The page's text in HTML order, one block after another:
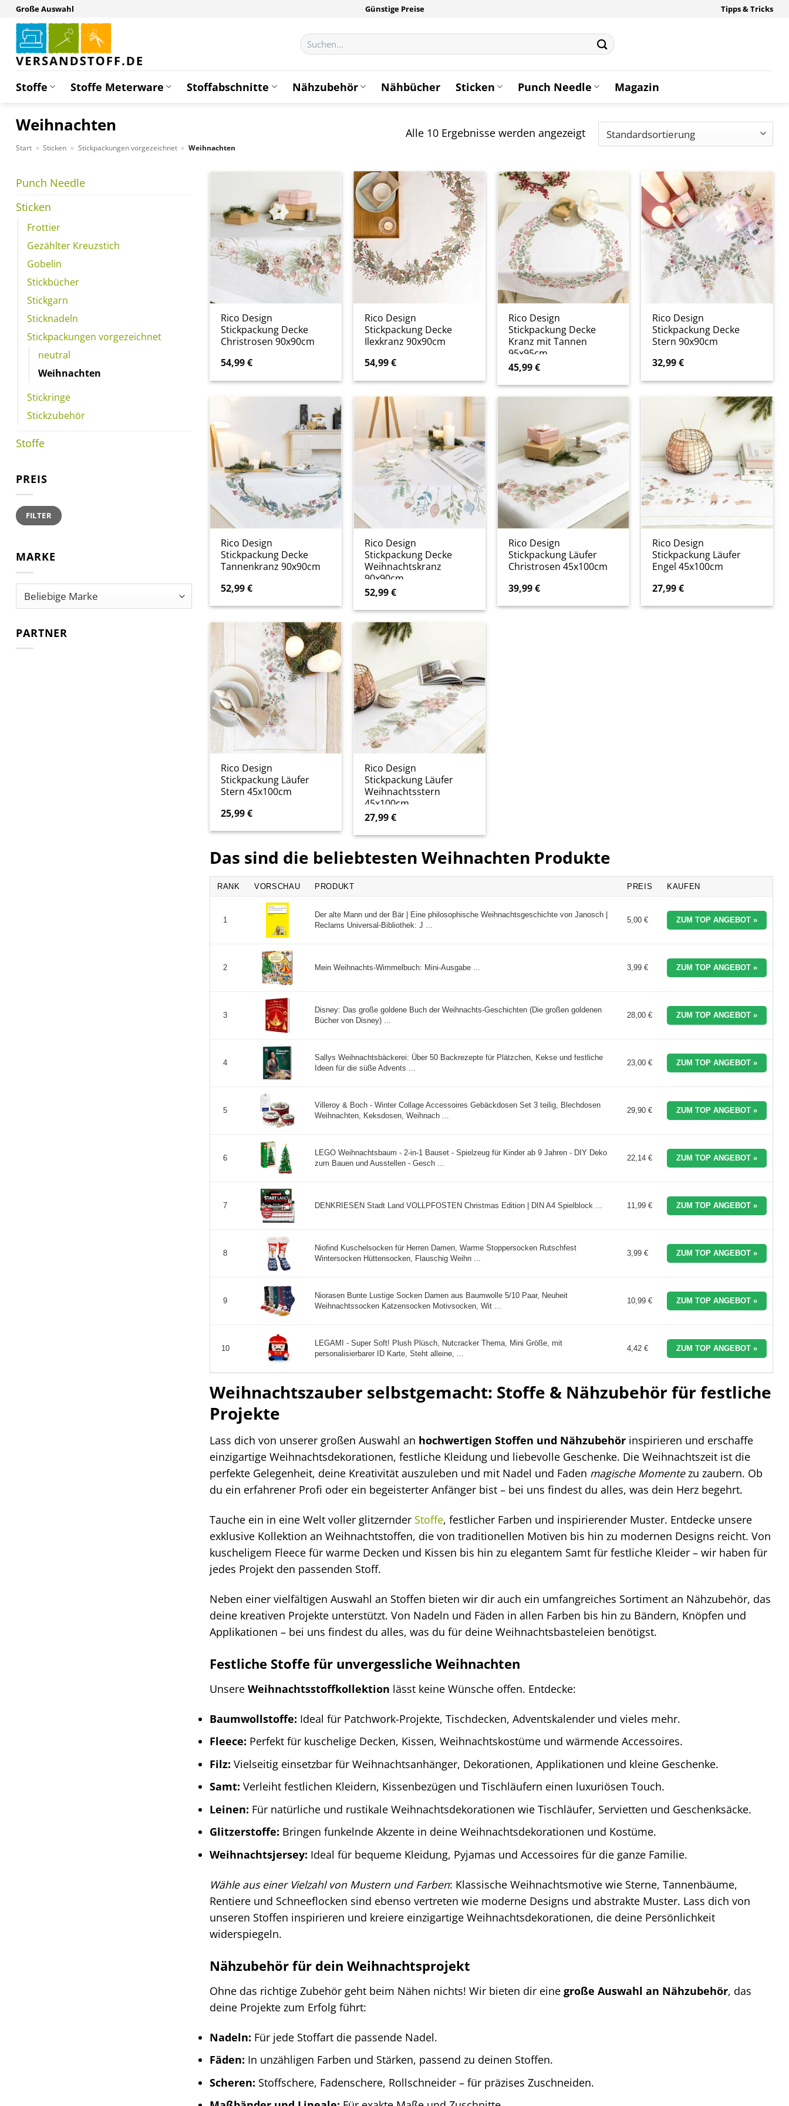
Zum
Inhalt
springen
Große Auswahl Günstige Preise Tipps & Tricks
Suchen
nach:
Stoffe Stoffe Meterware Stoffabschnitte Nähzubehör Nähbücher Sticken Punch Needle Magazin
Weihnachten
Start » Sticken » Stickpackungen vorgezeichnet » Weihnachten
Alle 10 Ergebnisse werden angezeigt
Punch Needle
Sticken
Frottier
Gezählter Kreuzstich
Gobelin
Stickbücher
Stickgarn
Sticknadeln
Stickpackungen vorgezeichnet
neutral
Weihnachten
Stickringe
Stickzubehör
Stoffe
PREIS
Min.
Preis
Max.
PreisFILTER
MARKE
PARTNER
Rico Design
Stickpackung Decke
Christrosen 90x90cm
54,99€
Rico Design
Stickpackung Decke
Ilexkranz 90x90cm
54,99€
Rico Design
Stickpackung Decke
Kranz mit Tannen
95x95cm
45,99€
Rico Design
Stickpackung Decke
Stern 90x90cm
32,99€
Rico Design
Stickpackung Decke
Tannenkranz 90x90cm
52,99€
Rico Design
Stickpackung Decke
Weihnachtskranz
90x90cm
52,99€
Rico Design
Stickpackung Läufer
Christrosen 45x100cm
39,99€
Rico Design
Stickpackung Läufer
Engel 45x100cm
27,99€
Rico Design
Stickpackung Läufer
Stern 45x100cm
25,99€
Rico Design
Stickpackung Läufer
Weihnachtsstern
45x100cm
27,99€
Das sind die beliebtesten Weihnachten Produkte
RANK VORSCHAU PRODUKT PREIS KAUFEN
1
Der alte Mann und der Bär | Eine philosophische Weihnachtsgeschichte von Janosch |
Reclams Universal-Bibliothek: J ...
5,00 € ZUM TOP ANGEBOT »
2 Mein Weihnachts-Wimmelbuch: Mini-Ausgabe ... 3,99 € ZUM TOP ANGEBOT »
3
Disney: Das große goldene Buch der Weihnachts-Geschichten (Die großen goldenen
Bücher von Disney) ...
28,00 € ZUM TOP ANGEBOT »
4
Sallys Weihnachtsbäckerei: Über 50 Backrezepte für Plätzchen, Kekse und festliche
Ideen für die süße Advents ...
23,00 € ZUM TOP ANGEBOT »
5
Villeroy & Boch - Winter Collage Accessoires Gebäckdosen Set 3 teilig, Blechdosen
Weihnachten, Keksdosen, Weihnach ...
29,90 € ZUM TOP ANGEBOT »
6
LEGO Weihnachtsbaum - 2-in-1 Bauset - Spielzeug für Kinder ab 9 Jahren - DIY Deko
zum Bauen und Ausstellen - Gesch ...
22,14 € ZUM TOP ANGEBOT »
7 DENKRIESEN Stadt Land VOLLPFOSTEN Christmas Edition | DIN A4 Spielblock ... 11,99 € ZUM TOP ANGEBOT »
8
Niofind Kuschelsocken für Herren Damen, Warme Stoppersocken Rutschfest
Wintersocken Hüttensocken, Flauschig Weihn ...
3,99 € ZUM TOP ANGEBOT »
9
Niorasen Bunte Lustige Socken Damen aus Baumwolle 5/10 Paar, Neuheit
Weihnachtssocken Katzensocken Motivsocken, Wit ...
10,99 € ZUM TOP ANGEBOT »
10
LEGAMI - Super Soft! Plush Plüsch, Nutcracker Thema, Mini Größe, mit
personalisierbarer ID Karte, Steht alleine, ...
4,42 € ZUM TOP ANGEBOT »
Weihnachtszauber selbstgemacht: Stoffe & Nähzubehör für festliche
Projekte
Lass dich von unserer großen Auswahl an hochwertigen Stoffen und Nähzubehör inspirieren und erschaffe
einzigartige Weihnachtsdekorationen, festliche Kleidung und liebevolle Geschenke. Die Weihnachtszeit ist die
perfekte Gelegenheit, deine Kreativität auszuleben und mit Nadel und Faden magische Momentezu zaubern. Ob
du ein erfahrener Profi oder ein begeisterter Anfänger bist – bei uns findest du alles, was dein Herz begehrt.
Tauche ein in eine Welt voller glitzernder Stoffe, festlicher Farben und inspirierender Muster. Entdecke unsere
exklusive Kollektion an Weihnachtstoffen, die von traditionellen Motiven bis hin zu modernen Designs reicht. Von
kuscheligem Fleece für warme Decken und Kissen bis hin zu elegantem Samt für festliche Kleider – wir haben für
jedes Projekt den passenden Stoff.
Neben einer vielfältigen Auswahl an Stoffen bieten wir dir auch ein umfangreiches Sortiment an Nähzubehör, das
deine kreativen Projekte unterstützt. Von Nadeln und Fäden in allen Farben bis hin zu Bändern, Knöpfen und
Applikationen – bei uns findest du alles, was du für deine Weihnachtsbasteleien benötigst.
Festliche Stoffe für unvergessliche Weihnachten
Unsere Weihnachtsstoffkollektion lässt keine Wünsche offen. Entdecke:
Baumwollstoffe: Ideal für Patchwork-Projekte, Tischdecken, Adventskalender und vieles mehr.
Fleece: Perfekt für kuschelige Decken, Kissen, Weihnachtskostüme und wärmende Accessoires.
Filz: Vielseitig einsetzbar für Weihnachtsanhänger, Dekorationen, Applikationen und kleine Geschenke.
Samt: Verleiht festlichen Kleidern, Kissenbezügen und Tischläufern einen luxuriösen Touch.
Leinen: Für natürliche und rustikale Weihnachtsdekorationen wie Tischläufer, Servietten und Geschenksäcke.
Glitzerstoffe: Bringen funkelnde Akzente in deine Weihnachtsdekorationen und Kostüme.
Weihnachtsjersey: Ideal für bequeme Kleidung, Pyjamas und Accessoires für die ganze Familie.
Wähle aus einer Vielzahl von Mustern und Farben: Klassische Weihnachtsmotive wie Sterne, Tannenbäume,
Rentiere und Schneeflocken sind ebenso vertreten wie moderne Designs und abstrakte Muster. Lass dich von
unseren Stoffen inspirieren und kreiere einzigartige Weihnachtsdekorationen, die deine Persönlichkeit
widerspiegeln.
Nähzubehör für dein Weihnachtsprojekt
Ohne das richtige Zubehör geht beim Nähen nichts! Wir bieten dir eine große Auswahl an Nähzubehör, das
deine Projekte zum Erfolg führt:
Nadeln: Für jede Stoffart die passende Nadel.
Fäden: In unzähligen Farben und Stärken, passend zu deinen Stoffen.
Scheren: Stoffschere, Fadenschere, Rollschneider – für präzises Zuschneiden.